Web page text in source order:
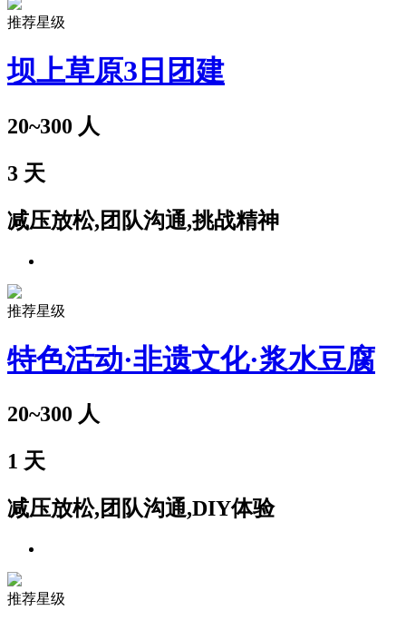
推荐星级
坝上草原3日团建
20~300 人
3 天
减压放松,团队沟通,挑战精神
推荐星级
特色活动·非遗文化·浆水豆腐
20~300 人
1 天
减压放松,团队沟通,DIY体验
推荐星级